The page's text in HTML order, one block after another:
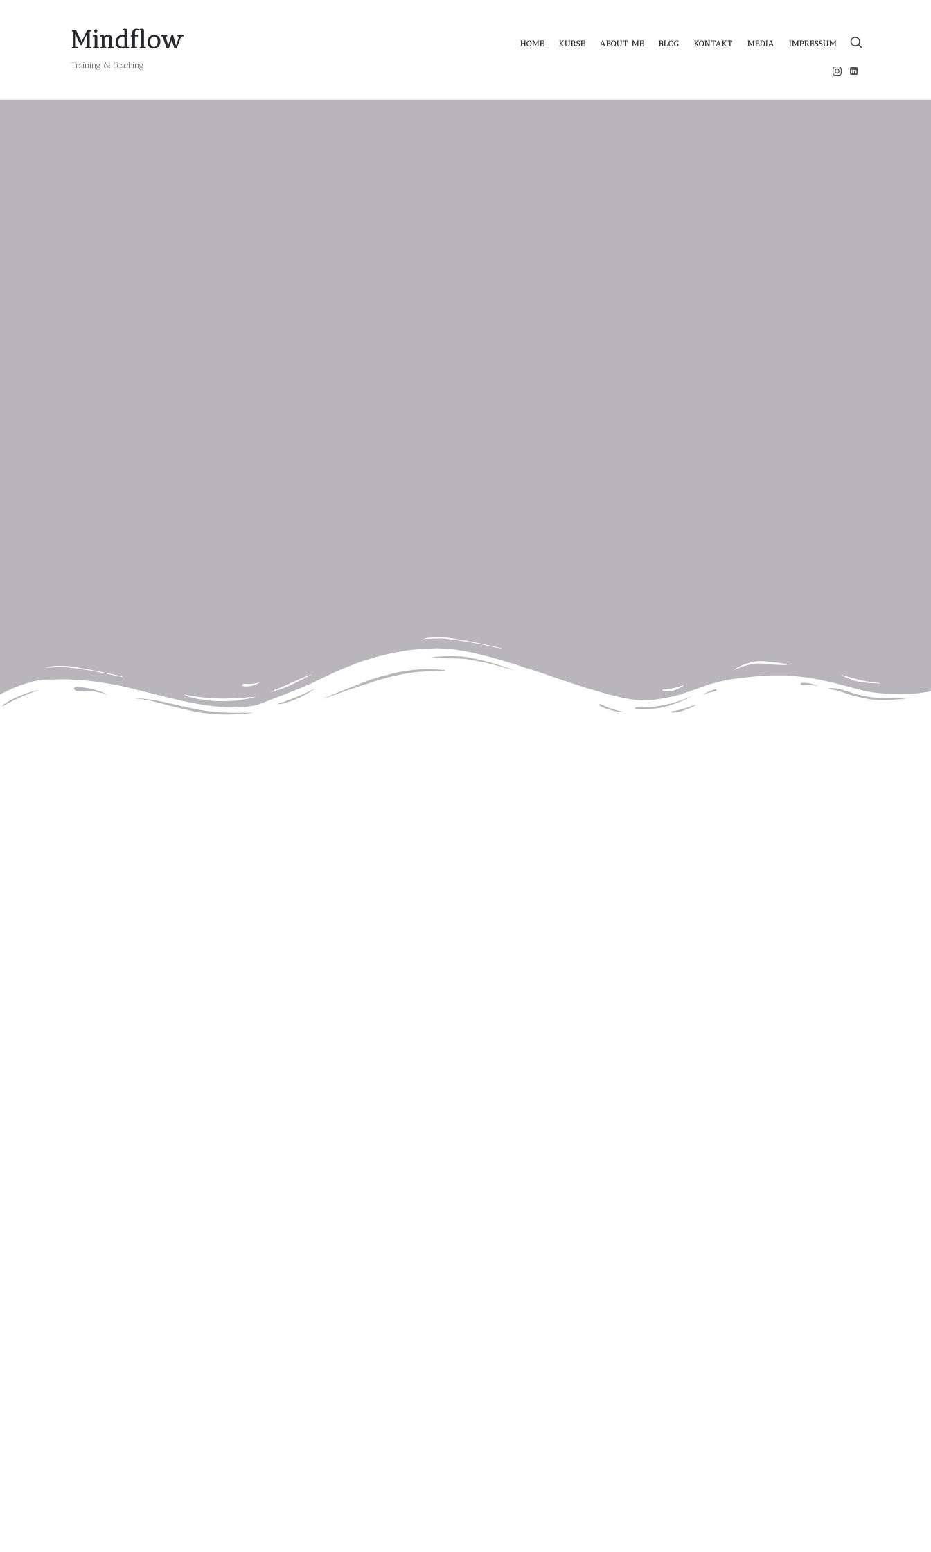
HOME KURSE ABOUT ME BLOG KONTAKT MEDIA IMPRESSUM
Mindflow
Training & Coaching